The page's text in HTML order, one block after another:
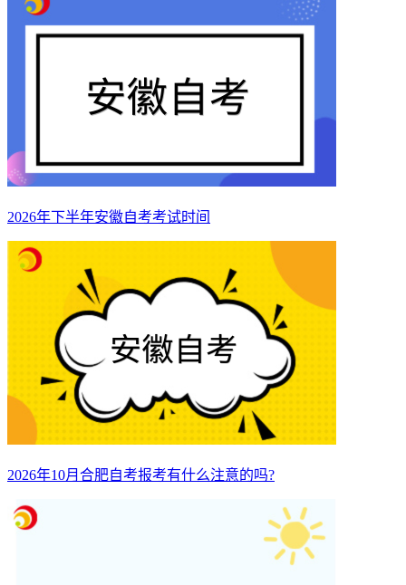
2026年下半年安徽自考考试时间
2026年10月合肥自考报考有什么注意的吗?